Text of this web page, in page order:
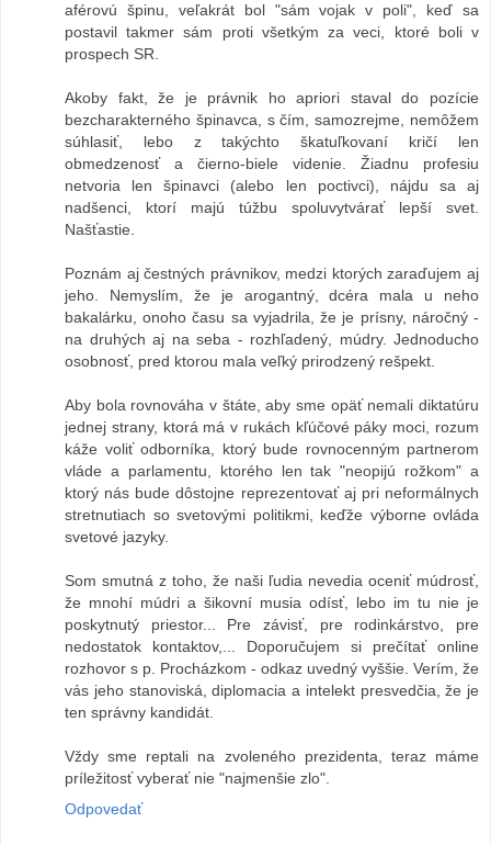
aférovú špinu, veľakrát bol "sám vojak v poli", keď sa
postavil takmer sám proti všetkým za veci, ktoré boli v
prospech SR.
Akoby fakt, že je právnik ho apriori staval do pozície
bezcharakterného špinavca, s čím, samozrejme, nemôžem
súhlasiť, lebo z takýchto škatuľkovaní kričí len
obmedzenosť a čierno-biele videnie. Žiadnu profesiu
netvoria len špinavci (alebo len poctivci), nájdu sa aj
nadšenci, ktorí majú túžbu spoluvytvárať lepší svet.
Našťastie.
Poznám aj čestných právnikov, medzi ktorých zaraďujem aj
jeho. Nemyslím, že je arogantný, dcéra mala u neho
bakalárku, onoho času sa vyjadrila, že je prísny, náročný -
na druhých aj na seba - rozhľadený, múdry. Jednoducho
osobnosť, pred ktorou mala veľký prirodzený rešpekt.
Aby bola rovnováha v štáte, aby sme opäť nemali diktatúru
jednej strany, ktorá má v rukách kľúčové páky moci, rozum
káže voliť odborníka, ktorý bude rovnocenným partnerom
vláde a parlamentu, ktorého len tak "neopijú rožkom" a
ktorý nás bude dôstojne reprezentovať aj pri neformálnych
stretnutiach so svetovými politikmi, keďže výborne ovláda
svetové jazyky.
Som smutná z toho, že naši ľudia nevedia oceniť múdrosť,
že mnohí múdri a šikovní musia odísť, lebo im tu nie je
poskytnutý priestor... Pre závisť, pre rodinkárstvo, pre
nedostatok kontaktov,... Doporučujem si prečítať online
rozhovor s p. Procházkom - odkaz uvedný vyššie. Verím, že
vás jeho stanoviská, diplomacia a intelekt presvedčia, že je
ten správny kandidát.
Vždy sme reptali na zvoleného prezidenta, teraz máme
príležitosť vyberať nie "najmenšie zlo".
Odpovedať